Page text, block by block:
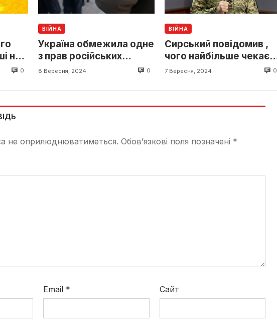
на
0
ВІЙНА
Україна обмежила одне
з прав російських
полонених
8 Вересня, 2024 0
ВІЙНА
Сирський повідомив ,
чого найбільше чекає
під час війни із Росією
7 Вересня, 2024 0
не оприлюднюватиметься. Обов’язкові поля позначені *
Email * Сайт